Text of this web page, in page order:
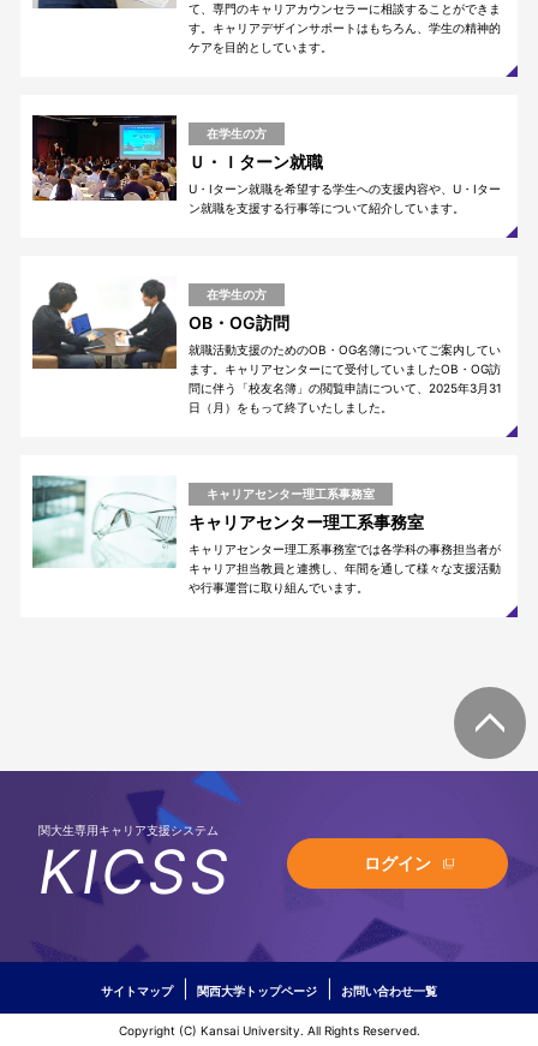
て、専門のキャリアカウンセラーに相談することができま
す。キャリアデザインサポートはもちろん、学生の精神的
ケアを目的としています。
在学生の方
Ｕ・Ｉターン就職
U・Iターン就職を希望する学生への支援内容や、U・Iター
ン就職を支援する行事等について紹介しています。
在学生の方
OB・OG訪問
就職活動支援のためのOB・OG名簿についてご案内してい
ます。キャリアセンターにて受付していましたOB・OG訪
問に伴う「校友名簿」の閲覧申請について、2025年3月31
日（月）をもって終了いたしました。
キャリアセンター理工系事務室
キャリアセンター理工系事務室
キャリアセンター理工系事務室では各学科の事務担当者が
キャリア担当教員と連携し、年間を通して様々な支援活動
や行事運営に取り組んでいます。
関大生専用キャリア支援システム
KICSS ログイン
サイトマップ 関西大学トップページ お問い合わせ一覧
Copyright (C) Kansai University. All Rights Reserved.